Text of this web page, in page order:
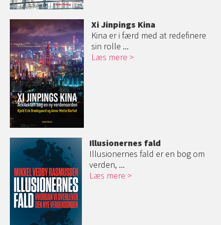
Xi Jinpings Kina
Kina er i færd med at redefinere
sin rolle ...
Læs mere
Illusionernes fald
Illusionernes fald er en bog om
verden, ...
Læs mere